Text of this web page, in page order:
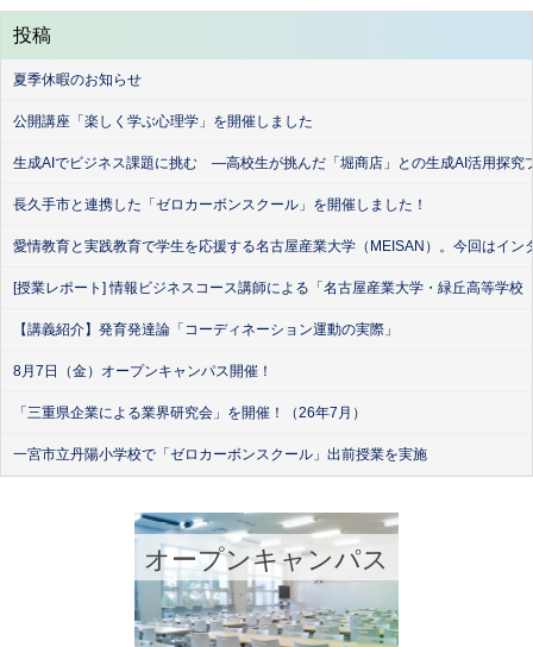
投稿
夏季休暇のお知らせ
公開講座「楽しく学ぶ心理学」を開催しました
生成AIでビジネス課題に挑む ―高校生が挑んだ「堀商店」との生成AI活用探究
長久手市と連携した「ゼロカーボンスクール」を開催しました！
愛情教育と実践教育で学生を応援する名古屋産業大学（MEISAN）。今回はイ
[授業レポート] 情報ビジネスコース講師による「名古屋産業大学・緑丘高等学
【講義紹介】発育発達論「コーディネーション運動の実際」
8月7日（金）オープンキャンパス開催！
「三重県企業による業界研究会」を開催！（26年7月）
一宮市立丹陽小学校で「ゼロカーボンスクール」出前授業を実施
オープンキャンパス